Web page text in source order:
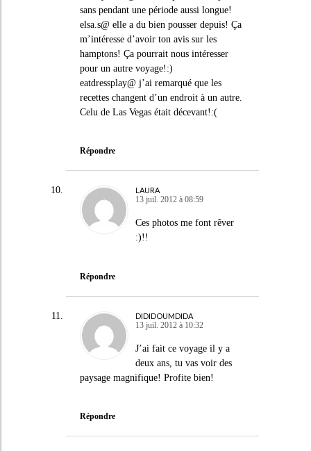
sans pendant une période aussi longue!
elsa.s@ elle a du bien pousser depuis! Ça
m’intéresse d’avoir ton avis sur les
hamptons! Ça pourrait nous intéresser
pour un autre voyage!:)
eatdressplay@ j’ai remarqué que les
recettes changent d’un endroit à un autre.
Celu de Las Vegas était décevant!:(
Répondre
LAURA
13 juil. 2012 à 08:59
Ces photos me font rêver
:)!!
Répondre
DIDIDOUMDIDA
13 juil. 2012 à 10:32
J’ai fait ce voyage il y a
deux ans, tu vas voir des
paysage magnifique! Profite bien!
Répondre